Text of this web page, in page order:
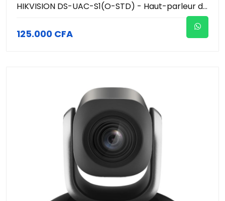
HIKVISION DS-UAC-S1(O-STD) - Haut-parleur de conférence sans fil - batterie intégrée de 7,2 V/3 700 mAh permet à l'appareil de durer 10 heures après une charge complète - Prend en charge la connexion sans fil via Bluetooth et USB
125.000 CFA